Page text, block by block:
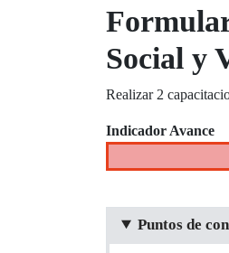
Social y
Realizar 2
Indicador Avance
Puntos de